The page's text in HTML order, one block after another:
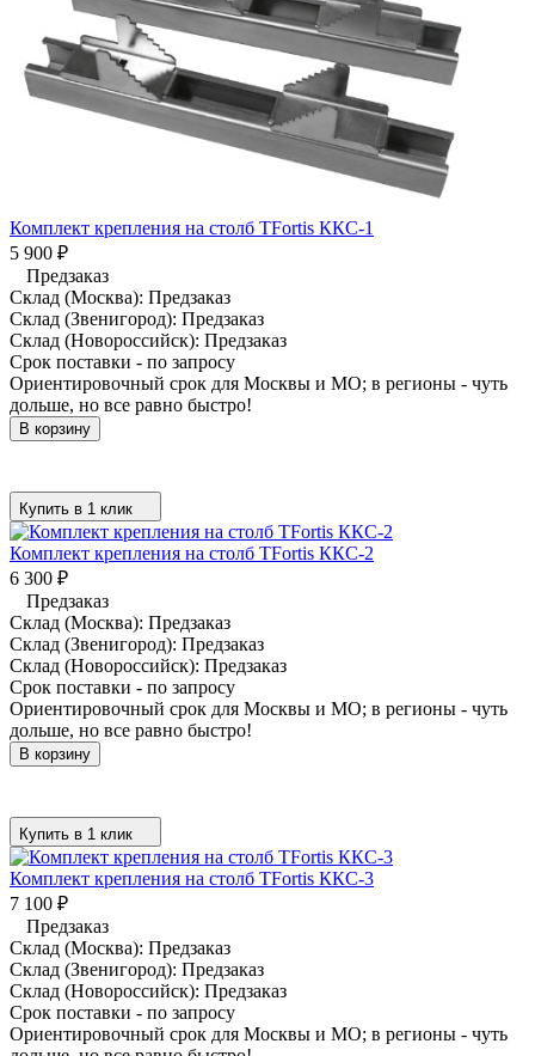
Комплект крепления на столб TFortis ККС-1
5 900 ₽
Предзаказ
Склад (Москва): Предзаказ
Склад (Звенигород): Предзаказ
Склад (Новороссийск): Предзаказ
Срок поставки - по запросу
Ориентировочный срок для Москвы и МО; в регионы - чуть
дольше, но все равно быстро!
В корзину
Купить в 1 клик
Комплект крепления на столб TFortis ККС-2
6 300 ₽
Предзаказ
Склад (Москва): Предзаказ
Склад (Звенигород): Предзаказ
Склад (Новороссийск): Предзаказ
Срок поставки - по запросу
Ориентировочный срок для Москвы и МО; в регионы - чуть
дольше, но все равно быстро!
В корзину
Купить в 1 клик
Комплект крепления на столб TFortis ККС-3
7 100 ₽
Предзаказ
Склад (Москва): Предзаказ
Склад (Звенигород): Предзаказ
Склад (Новороссийск): Предзаказ
Срок поставки - по запросу
Ориентировочный срок для Москвы и МО; в регионы - чуть